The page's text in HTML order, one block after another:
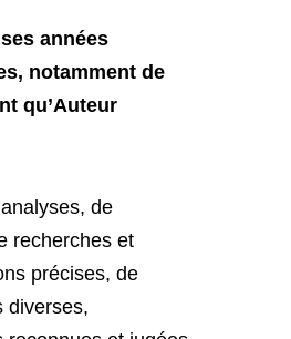
années
notamment de
qu’Auteur
de
recherches et
précises, de
diverses,